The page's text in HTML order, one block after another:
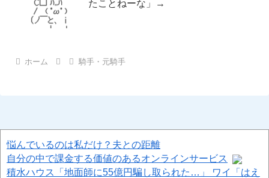
たことねーな」→
ホーム 騎手・元騎手
悩んでいるのは私だけ？夫との距離
自分の中で課金する価値のあるオンラインサービス
積水ハウス「地面師に55億円騙し取られた…」 ワイ「はえ